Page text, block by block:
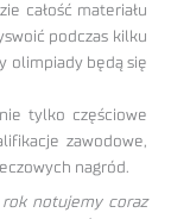
całość materiału
podczas kilku
olimpiady będą się
tylko częściowe
zawodowe,
nagród.
notujemy coraz